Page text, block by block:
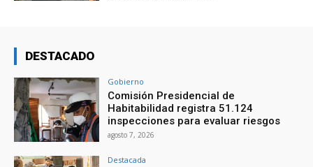
DESTACADO
Gobierno
Comisión Presidencial de
Habitabilidad registra 51.124
inspecciones para evaluar riesgos
agosto 7, 2026
Destacada